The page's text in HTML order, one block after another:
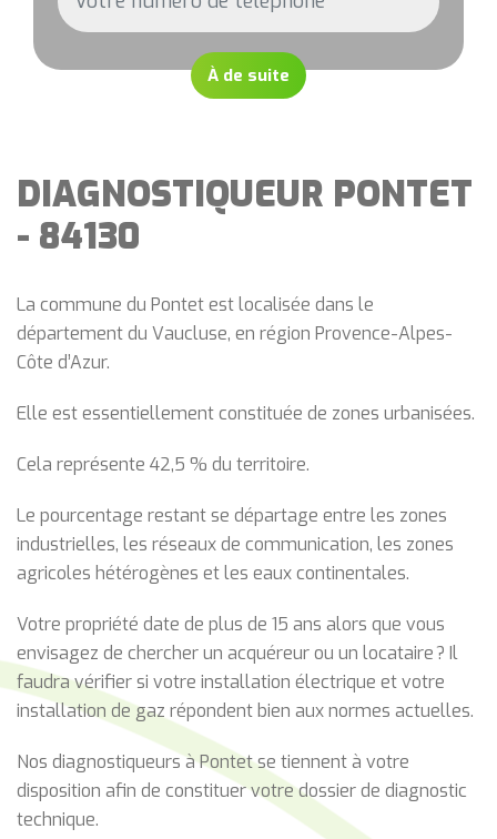
À de suite
DIAGNOSTIQUEUR PONTET
- 84130
La commune du Pontet est localisée dans le
département du Vaucluse, en région Provence-Alpes-
Côte d’Azur.
Elle est essentiellement constituée de zones urbanisées.
Cela représente 42,5 % du territoire.
Le pourcentage restant se départage entre les zones
industrielles, les réseaux de communication, les zones
agricoles hétérogènes et les eaux continentales.
Votre propriété date de plus de 15 ans alors que vous
envisagez de chercher un acquéreur ou un locataire ? Il
faudra vérifier si votre installation électrique et votre
installation de gaz répondent bien aux normes actuelles.
Nos diagnostiqueurs à Pontet se tiennent à votre
disposition afin de constituer votre dossier de diagnostic
technique.